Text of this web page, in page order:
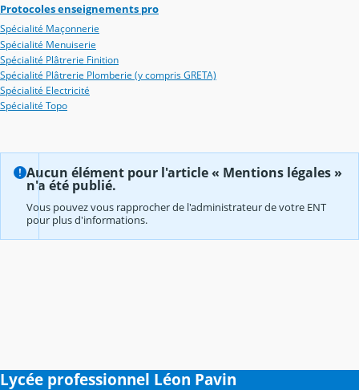
Protocoles enseignements pro
Spécialité Maçonnerie
Spécialité Menuiserie
Spécialité Plâtrerie Finition
Spécialité Plâtrerie Plomberie (y compris GRETA)
Spécialité Electricité
Spécialité Topo
Aucun élément pour l'article « Mentions légales »
n'a été publié.
Vous pouvez vous rapprocher de l'administrateur de votre ENT
pour plus d'informations.
Lycée professionnel Léon Pavin